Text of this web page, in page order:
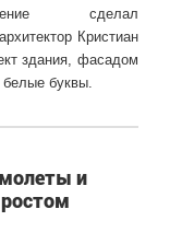
сделал
Кристиан
здания, фасадом
белые буквы.
и